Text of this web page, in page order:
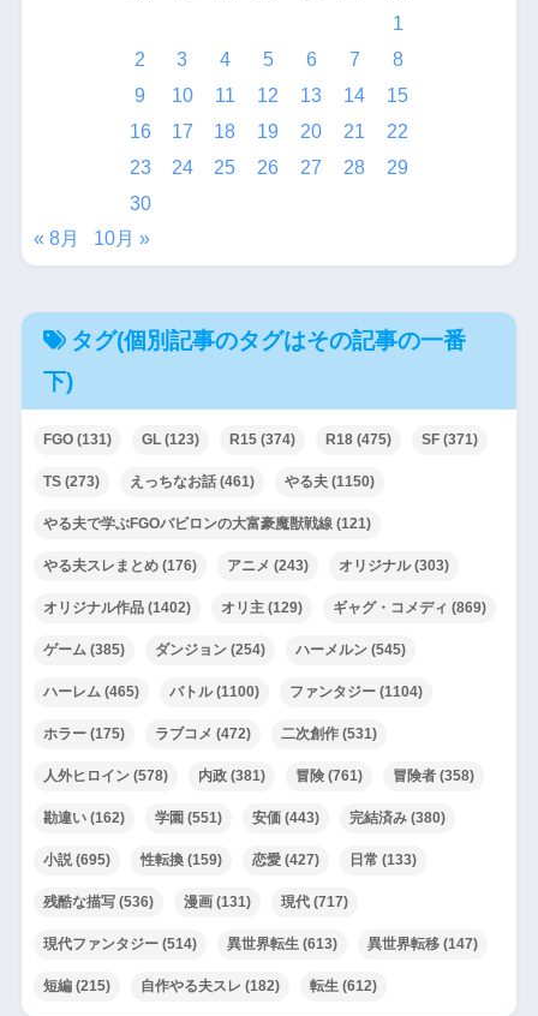
1
2
3 4 5 6 7
8
9
10 11 12 13 14
15
16
17 18 19 20 21
22
23
24 25 26 27 28
29
30
« 8月
10月 »
タグ(個別記事のタグはその記事の一番
下)
FGO(131) GL(123) R15(374) R18(475) SF(371)
TS(273) えっちなお話(461) やる夫(1150)
やる夫で学ぶFGOバビロンの大富豪魔獣戦線(121)
やる夫スレまとめ(176) アニメ (243) オリジナル(303)
オリジナル作品(1402) オリ主(129) ギャグ・コメディ (869)
ゲーム (385) ダンジョン(254) ハーメルン(545)
ハーレム (465) バトル(1100) ファンタジー(1104)
ホラー(175) ラブコメ (472) 二次創作(531)
人外ヒロイン(578) 内政(381) 冒険(761) 冒険者(358)
勘違い(162) 学園 (551) 安価(443) 完結済み(380)
小説(695) 性転換(159) 恋愛(427) 日常 (133)
残酷な描写(536) 漫画(131) 現代(717)
現代ファンタジー(514) 異世界転生(613) 異世界転移(147)
短編(215) 自作やる夫スレ (182) 転生(612)